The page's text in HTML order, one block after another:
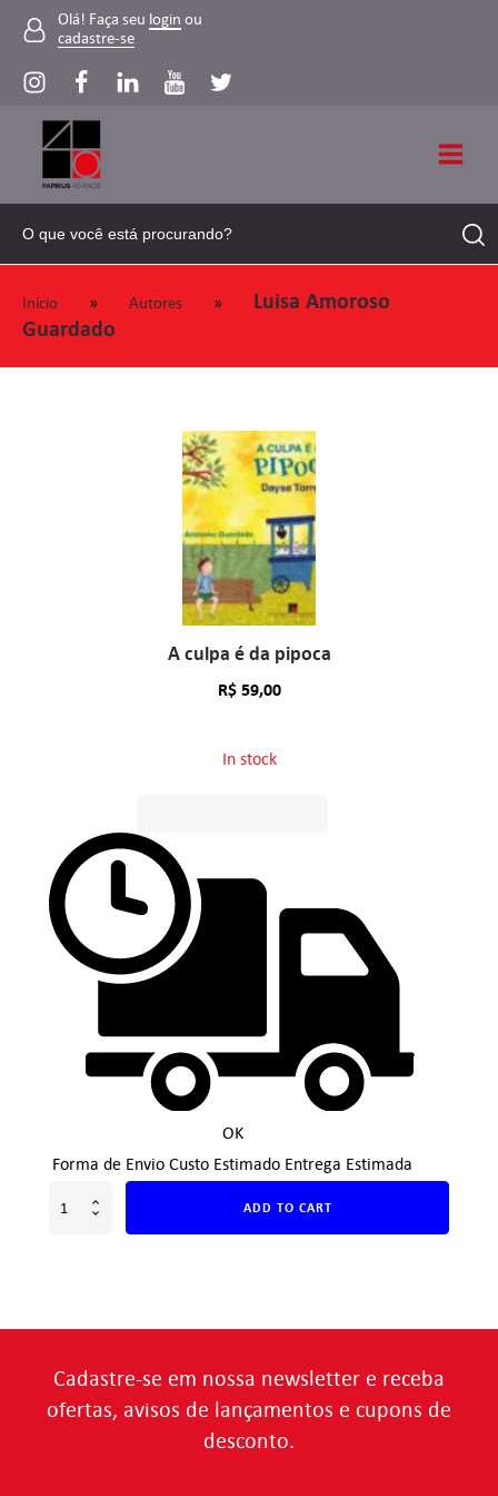
Olá! Faça seu login ou
cadastre-se
Início » Autores »
Luisa Amoroso
Guardado
A culpa é da pipoca
R$59,00
In stock
OK
Forma de Envio Custo Estimado Entrega Estimada
ADD TO CART
Cadastre-se em nossa newsletter e receba
ofertas, avisos de lançamentos e cupons de
desconto.